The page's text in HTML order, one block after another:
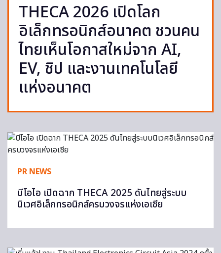
THECA 2026 เปิดโลก
อิเล็กทรอนิกส์อนาคต ชวนคน
ไทยเห็นโอกาสใหม่จาก AI,
EV, ชิป และงานเทคโนโลยี
แห่งอนาคต
PR NEWS
บีโอไอ เปิดฉาก THECA 2025 ดันไทยสู่ระบบ
นิเวศอิเล็กทรอนิกส์ครบวงจรแห่งเอเชีย